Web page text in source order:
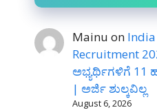
Mainu on
Recruitment
ಅಭ್ಯರ್ಥಿಗಳಿಗೆ 11
| ಅರ್ಜಿ ಶುಲ್ಕವಿಲ್ಲ
August 6, 2026